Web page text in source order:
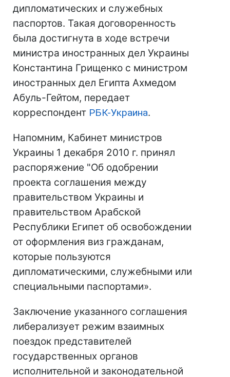
дипломатических и служебных
паспортов. Такая договоренность
была достигнута в ходе встречи
министра иностранных дел Украины
Константина Грищенко с министром
иностранных дел Египта Ахмедом
Абуль-Гейтом, передает
корреспондент РБК-Украина.
Напомним, Кабинет министров
Украины 1 декабря 2010 г. принял
распоряжение "Об одобрении
проекта соглашения между
правительством Украины и
правительством Арабской
Республики Египет об освобождении
от оформления виз гражданам,
которые пользуются
дипломатическими, служебными или
специальными паспортами».
Заключение указанного соглашения
либерализует режим взаимных
поездок представителей
государственных органов
исполнительной и законодательной